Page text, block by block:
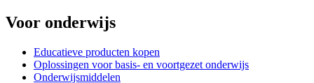
Voor onderwijs
Educatieve producten kopen
Oplossingen voor basis- en voortgezet onderwijs
Onderwijsmiddelen